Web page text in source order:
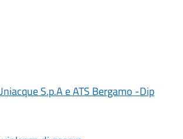
S.p.A e ATS Bergamo -Dip